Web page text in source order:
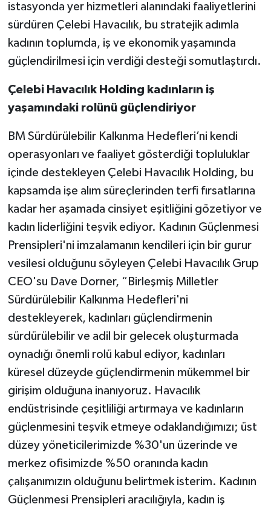
istasyonda yer hizmetleri alanındaki faaliyetlerini
sürdüren Çelebi Havacılık, bu stratejik adımla
kadının toplumda, iş ve ekonomik yaşamında
güçlendirilmesi için verdiği desteği somutlaştırdı.
Çelebi Havacılık Holding kadınların iş
yaşamındaki rolünü güçlendiriyor
BM Sürdürülebilir Kalkınma Hedefleri’ni kendi
operasyonları ve faaliyet gösterdiği topluluklar
içinde destekleyen Çelebi Havacılık Holding, bu
kapsamda işe alım süreçlerinden terfi fırsatlarına
kadar her aşamada cinsiyet eşitliğini gözetiyor ve
kadın liderliğini teşvik ediyor. Kadının Güçlenmesi
Prensipleri'ni imzalamanın kendileri için bir gurur
vesilesi olduğunu söyleyen Çelebi Havacılık Grup
CEO'su Dave Dorner, “Birleşmiş Milletler
Sürdürülebilir Kalkınma Hedefleri'ni
destekleyerek, kadınları güçlendirmenin
sürdürülebilir ve adil bir gelecek oluşturmada
oynadığı önemli rolü kabul ediyor, kadınları
küresel düzeyde güçlendirmenin mükemmel bir
girişim olduğuna inanıyoruz. Havacılık
endüstrisinde çeşitliliği artırmaya ve kadınların
güçlenmesini teşvik etmeye odaklandığımızı; üst
düzey yöneticilerimizde %30'un üzerinde ve
merkez ofisimizde %50 oranında kadın
çalışanımızın olduğunu belirtmek isterim. Kadının
Güçlenmesi Prensipleri aracılığıyla, kadın iş